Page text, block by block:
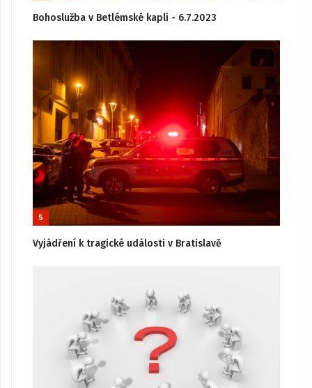
Bohoslužba v Betlémské kapli - 6.7.2023
5
Vyjádření k tragické události v Bratislavě